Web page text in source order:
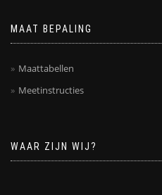
MAAT BEPALING
Maattabellen
Meetinstructies
WAAR ZIJN WIJ?